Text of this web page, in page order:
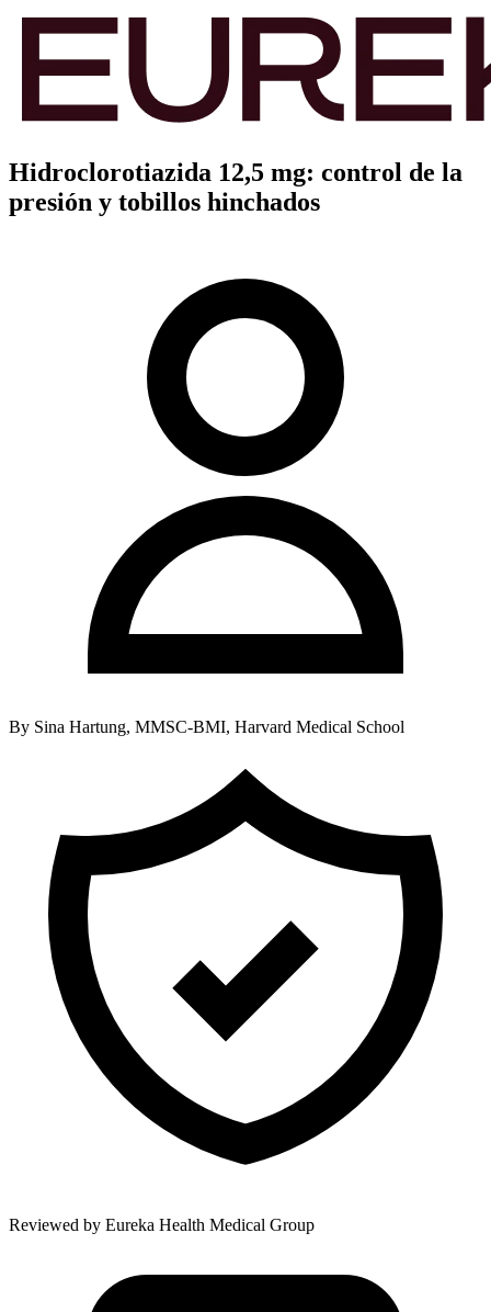
Hidroclorotiazida 12,5 mg: control de la
presión y tobillos hinchados
By Sina Hartung, MMSC-BMI, Harvard Medical School
Reviewed by Eureka Health Medical Group